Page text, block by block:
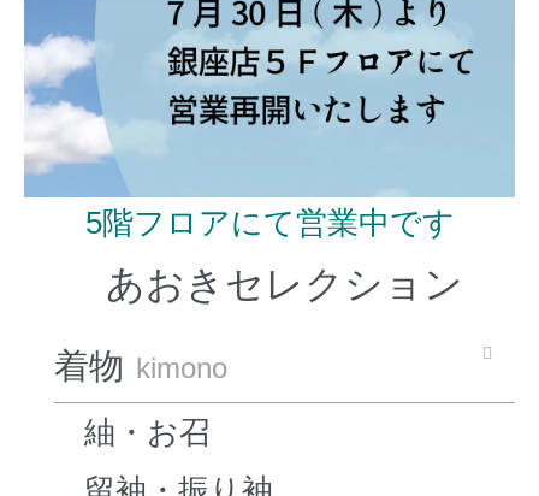
5階フロアにて営業中です
あおきセレクション
着物 kimono
紬・お召